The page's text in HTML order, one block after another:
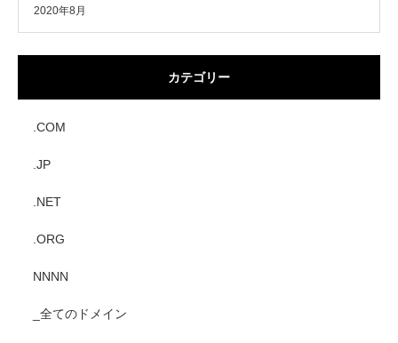
2020年8月
カテゴリー
.COM
.JP
.NET
.ORG
NNNN
_全てのドメイン